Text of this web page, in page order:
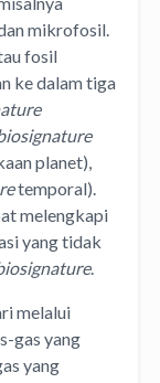
mikrofosil.
fosil
ke dalam tiga
planet),
temporal).
melengkapi
yang tidak
.
melalui
gas yang
yang